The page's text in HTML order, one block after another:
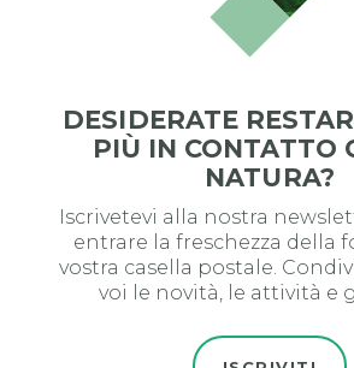
DESIDERATE
PIÙ IN CONTATTO
NATURA?
Iscrivetevi alla nostra
entrare la freschezza della
vostra casella postale.
voi le novità, le attività e